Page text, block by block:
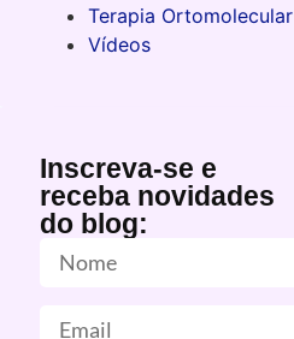
Terapia Ortomolecular
Vídeos
Inscreva-se e
receba novidades
do blog: